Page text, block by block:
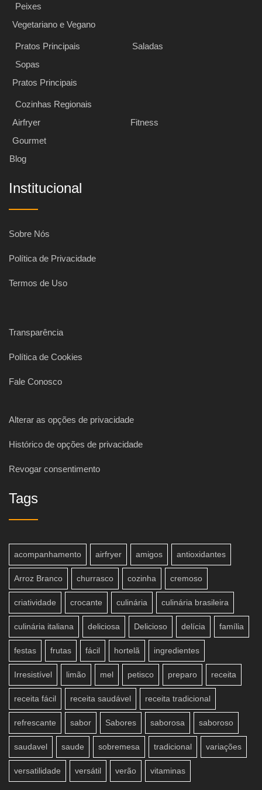
Peixes
Vegetariano e Vegano
Pratos Principais
Saladas
Sopas
Pratos Principais
Cozinhas Regionais
Airfryer
Fitness
Gourmet
Blog
Institucional
Sobre Nós
Política de Privacidade
Termos de Uso
Transparência
Política de Cookies
Fale Conosco
Alterar as opções de privacidade
Histórico de opções de privacidade
Revogar consentimento
Tags
acompanhamento airfryer amigos antioxidantes
Arroz Branco churrasco cozinha cremoso
criatividade crocante culinária culinária brasileira
culinária italiana deliciosa Delicioso delícia família
festas frutas fácil hortelã ingredientes
Irresistível limão mel petisco preparo receita
receita fácil receita saudável receita tradicional
refrescante sabor Sabores saborosa saboroso
saudavel saude sobremesa tradicional variações
versatilidade versátil verão vitaminas